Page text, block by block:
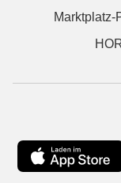
Marktplatz-